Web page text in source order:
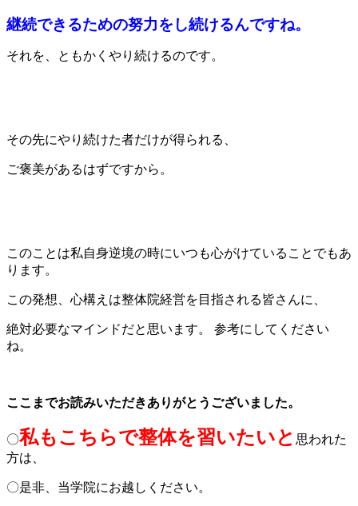
継続できるための努力をし続けるんですね。
それを、ともかくやり続けるのです。
その先にやり続けた者だけが得られる、
ご褒美があるはずですから。
このことは私自身逆境の時にいつも心がけていることでもあ
ります。
この発想、心構えは整体院経営を目指される皆さんに、
絶対必要なマインドだと思います。 参考にしてください
ね。
ここまでお読みいただきありがとうございました。
〇私もこちらで整体を習いたいと 思われた
方は、
〇是非、当学院にお越しください。